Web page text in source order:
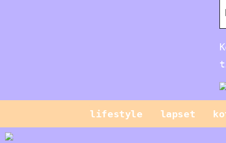
lifestyle lapset